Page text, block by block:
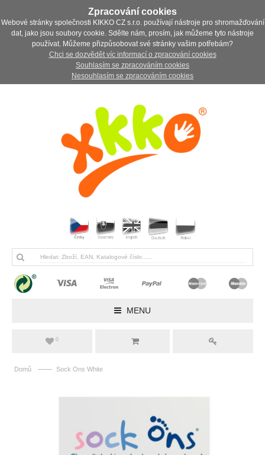
Zpracování cookies
Webové stránky společnosti KIKKO CZ s.r.o. používají nástroje pro shromažďování
dat, jako jsou soubory cookie. Sdělte nám, prosím, jak můžeme tyto nástroje
používat. Můžeme přizpůsobovat své stránky vašim potřebám?
Chci se dozvědět víc informací o zpracování cookies
Souhlasím se zpracováním cookies
Nesouhlasím se zpracováním cookies
MENU
0
Domů —— Sock Ons White